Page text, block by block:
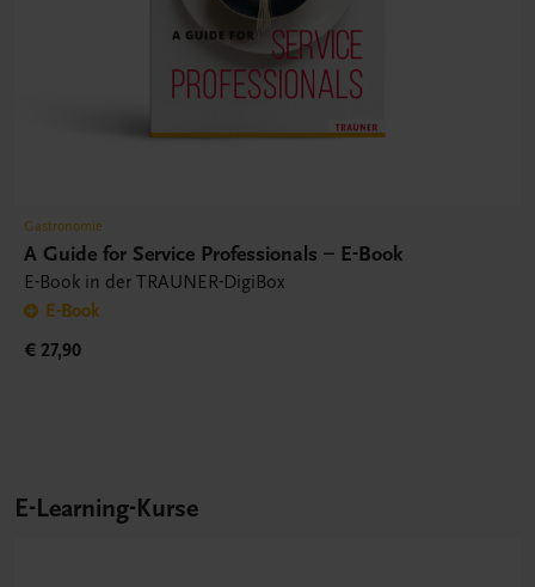
Gastronomie
A Guide for Service Professionals – E-Book
E-Book in der TRAUNER-DigiBox
E-Book
€ 27,90
E-Learning-Kurse